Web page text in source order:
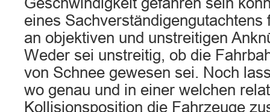
eines Sachverständigengutachtens
an objektiven und unstreitigen
Weder sei unstreitig, ob die
von Schnee gewesen sei. Noch
wo genau und in einer welchen
Kollisionsposition die Fahrzeuge